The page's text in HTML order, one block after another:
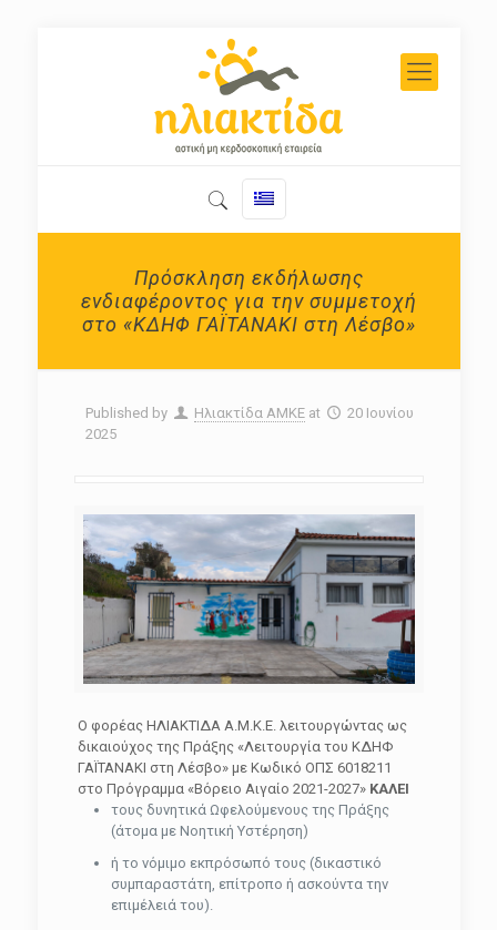
Πρόσκληση εκδήλωσης
ενδιαφέροντος για την συμμετοχή
στο «ΚΔΗΦ ΓΑΪΤΑΝΑΚΙ στη Λέσβο»
Published by Ηλιακτίδα ΑΜΚΕ at
20 Ιουνίου
2025
Ο φορέας ΗΛΙΑΚΤΙΔΑ Α.Μ.Κ.Ε. λειτουργώντας ως
δικαιούχος της Πράξης «Λειτουργία του ΚΔΗΦ
ΓΑΪΤΑΝΑΚΙ στη Λέσβο» με Κωδικό ΟΠΣ 6018211
στο Πρόγραμμα «Βόρειο Αιγαίο 2021-2027» ΚΑΛΕΙ
τους δυνητικά Ωφελούμενους της Πράξης
(άτομα με Νοητική Υστέρηση)
ή το νόμιμο εκπρόσωπό τους (δικαστικό
συμπαραστάτη, επίτροπο ή ασκούντα την
επιμέλειά του).